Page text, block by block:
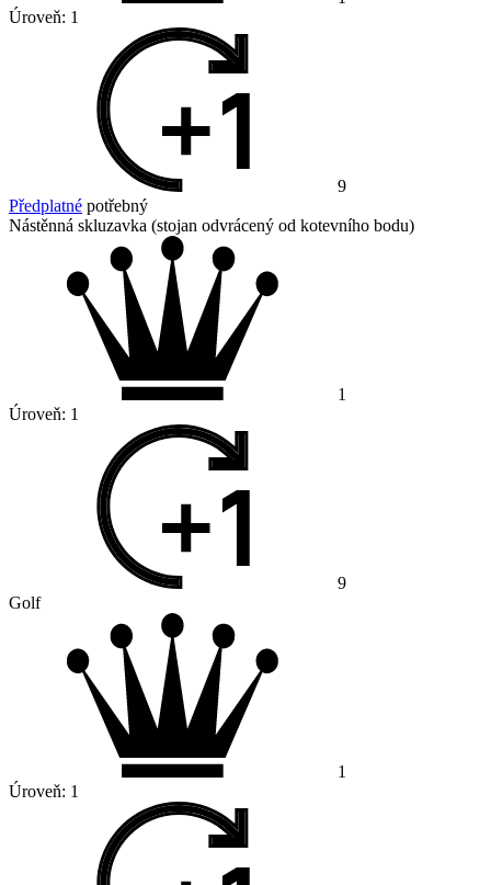
Úroveň: 1
9
Předplatné potřebný
Nástěnná skluzavka (stojan odvrácený od kotevního bodu)
1
Úroveň: 1
9
Golf
1
Úroveň: 1